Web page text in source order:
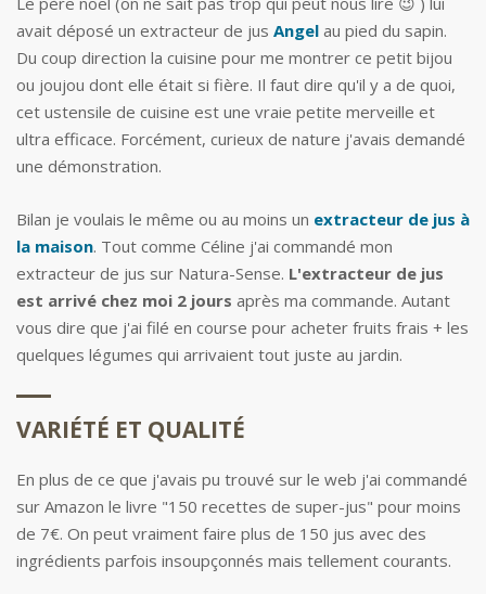
avait déposé un extracteur de jus Angel au pied du sapin.
Du coup direction la cuisine pour me montrer ce petit bijou
ou joujou dont elle était si fière. Il faut dire qu'il y a de quoi,
cet ustensile de cuisine est une vraie petite merveille et
ultra efficace. Forcément, curieux de nature j'avais demandé
une démonstration.
Bilan je voulais le même ou au moins un extracteur de jus à
la maison. Tout comme Céline j'ai commandé mon
extracteur de jus sur Natura-Sense. L'extracteur de jus
est arrivé chez moi 2 jours après ma commande. Autant
vous dire que j'ai filé en course pour acheter fruits frais + les
quelques légumes qui arrivaient tout juste au jardin.
VARIÉTÉ ET QUALITÉ
En plus de ce que j'avais pu trouvé sur le web j'ai commandé
sur Amazon le livre "150 recettes de super-jus" pour moins
de 7€. On peut vraiment faire plus de 150 jus avec des
ingrédients parfois insoupçonnés mais tellement courants.